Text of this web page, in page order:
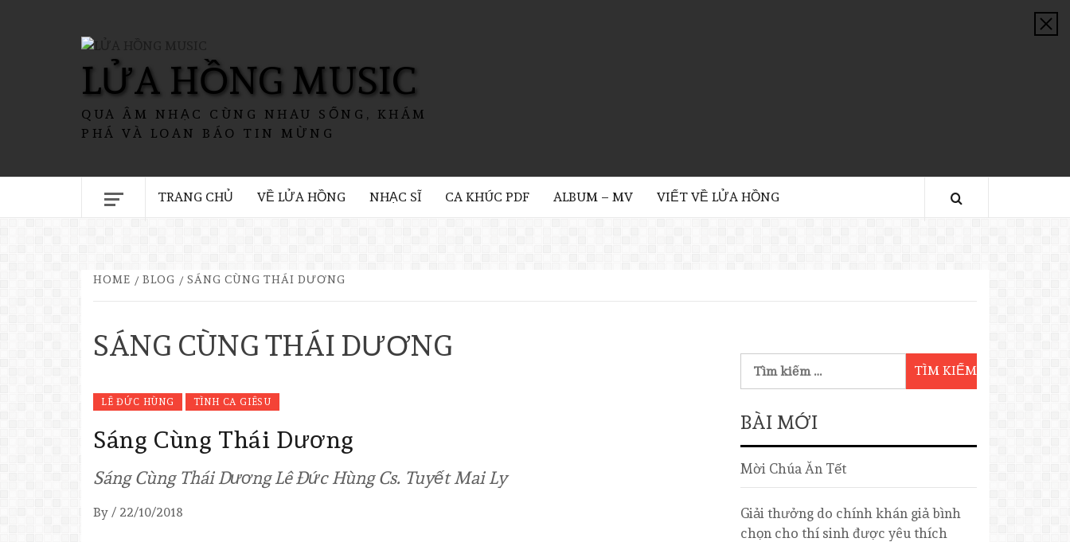
LỬA HỒNG MUSIC
QUA ÂM NHẠC CÙNG NHAU SỐNG, KHÁM
PHÁ VÀ LOAN BÁO TIN MỪNG
TRANG CHỦ VỀ LỬA HỒNG NHẠC SĨ CA KHÚC PDF ALBUM – MV VIẾT VỀ LỬA HỒNG
HOME BLOG SÁNG CÙNG THÁI DƯƠNG
SÁNG CÙNG THÁI DƯƠNG
LÊ ĐỨC HÙNG TÌNH CA GIÊSU
Sáng Cùng Thái Dương
Sáng Cùng Thái Dương Lê Đức Hùng Cs. Tuyết Mai Ly
By / 22/10/2018
BÀI MỚI
Mời Chúa Ăn Tết
Giải thưởng do chính khán giả bình
chọn cho thí sinh được yêu thích